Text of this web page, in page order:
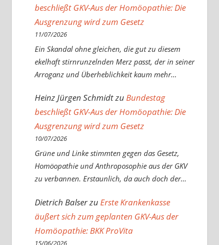
beschließt GKV-Aus der Homöopathie: Die
Ausgrenzung wird zum Gesetz
11/07/2026
Ein Skandal ohne gleichen, die gut zu diesem
ekelhaft stirnrunzelnden Merz passt, der in seiner
Arroganz und Überheblichkeit kaum mehr…
Heinz Jürgen SchmidtzuBundestag
beschließt GKV-Aus der Homöopathie: Die
Ausgrenzung wird zum Gesetz
10/07/2026
Grüne und Linke stimmten gegen das Gesetz,
Homöopathie und Anthroposophie aus der GKV
zu verbannen. Erstaunlich, da auch doch der…
Dietrich Balserzu Erste Krankenkasse
äußert sich zum geplanten GKV-Aus der
Homöopathie: BKK ProVita
15/06/2026